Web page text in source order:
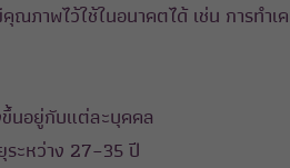
ภาพไว้ใช้ในอนาคตได้ เช่น การทำเ
ขึ้นอยู่กับแต่ละบุคคล
ะหว่าง 27–35 ปี